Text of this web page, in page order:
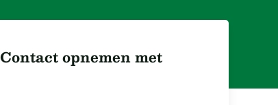
Contact opnemen met